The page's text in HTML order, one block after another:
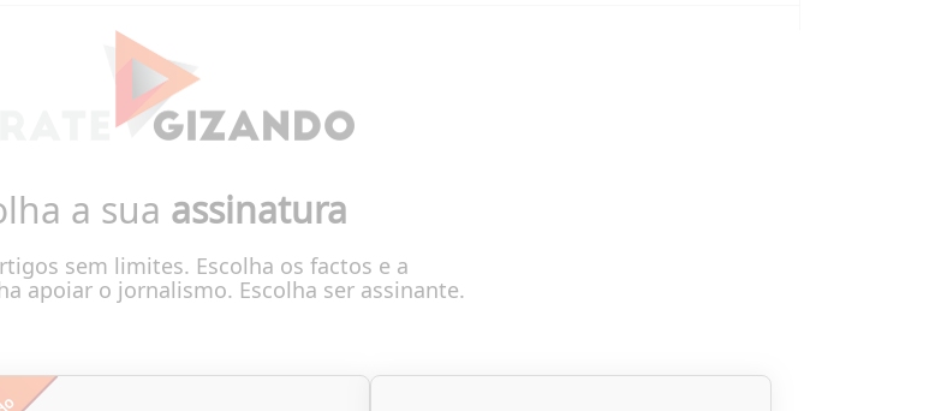
a sua assinatura
sem limites. Escolha os factos e a
apoiar o jornalismo. Escolha ser assinante.